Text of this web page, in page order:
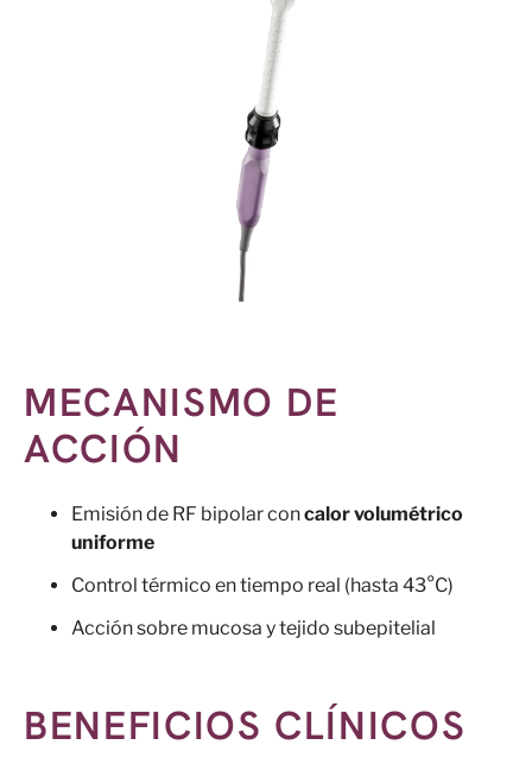
MECANISMO DE
ACCIÓN
Emisión de RF bipolar concalor volumétrico
uniforme
Control térmico en tiempo real (hasta 43°C)
Acción sobre mucosa y tejido subepitelial
BENEFICIOS CLÍNICOS